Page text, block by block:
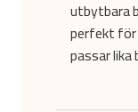
utbytbara
perfekt
passar